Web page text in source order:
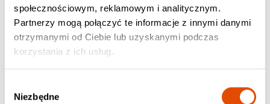
społecznościowym, reklamowym i analitycznym.
Partnerzy mogą połączyć te informacje z innymi danymi
otrzymanymi od Ciebie lub uzyskanymi podczas
korzystania z ich usług.
zgody
Niezbędne
Wonder: Games X Anime Show
Poznań, Klub "2progi", Al. Niepodległości 36